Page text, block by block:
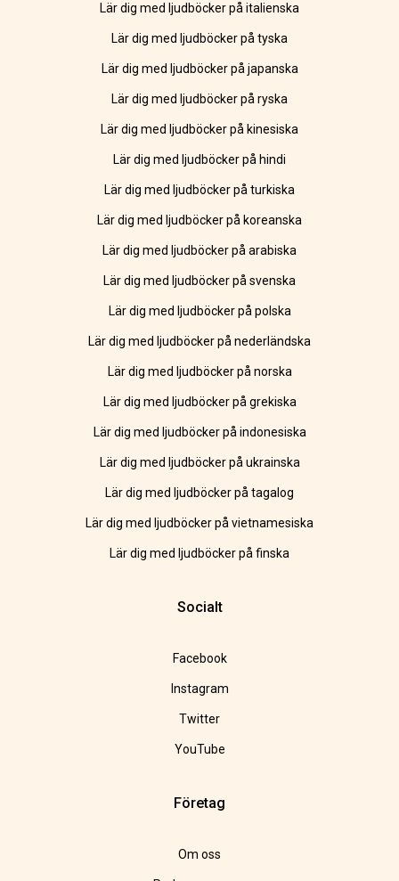
Lär dig med ljudböcker på italienska
Lär dig med ljudböcker på tyska
Lär dig med ljudböcker på japanska
Lär dig med ljudböcker på ryska
Lär dig med ljudböcker på kinesiska
Lär dig med ljudböcker på hindi
Lär dig med ljudböcker på turkiska
Lär dig med ljudböcker på koreanska
Lär dig med ljudböcker på arabiska
Lär dig med ljudböcker på svenska
Lär dig med ljudböcker på polska
Lär dig med ljudböcker på nederländska
Lär dig med ljudböcker på norska
Lär dig med ljudböcker på grekiska
Lär dig med ljudböcker på indonesiska
Lär dig med ljudböcker på ukrainska
Lär dig med ljudböcker på tagalog
Lär dig med ljudböcker på vietnamesiska
Lär dig med ljudböcker på finska
Socialt
Facebook
Instagram
Twitter
YouTube
Företag
Om oss